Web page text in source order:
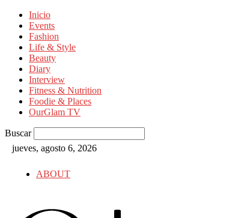
Inicio
Events
Fashion
Life & Style
Beauty
Diary
Interview
Fitness & Nutrition
Foodie & Places
OurGlam TV
Buscar
jueves, agosto 6, 2026
ABOUT